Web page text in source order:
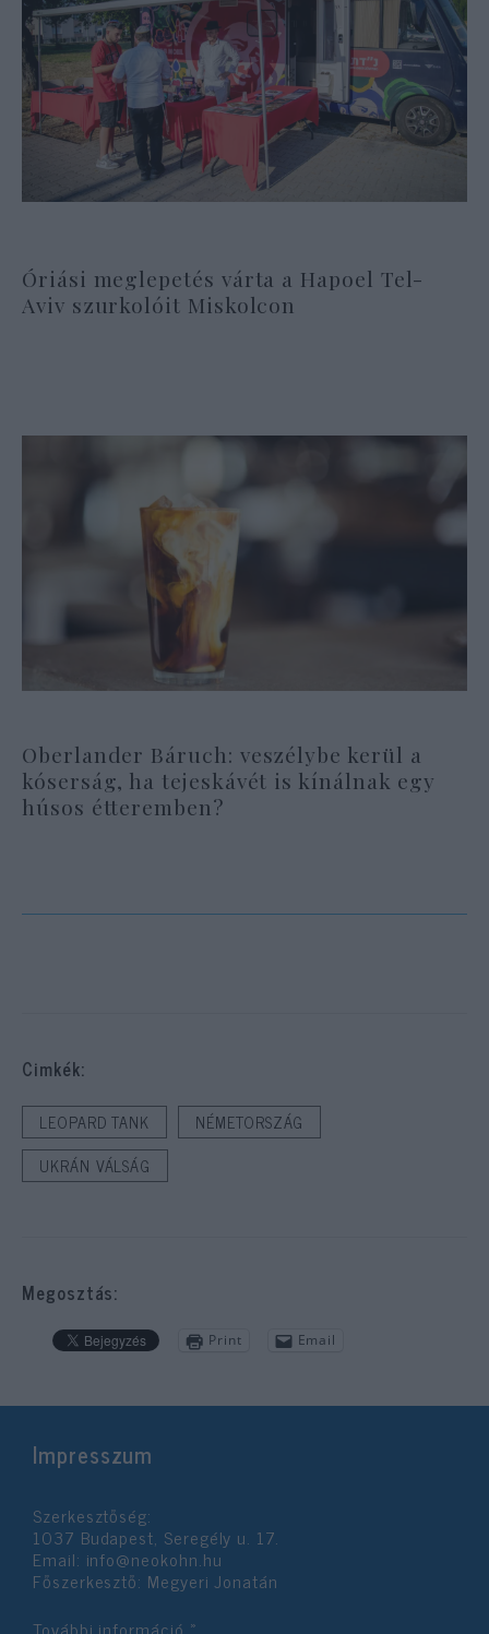
Óriási meglepetés várta a Hapoel Tel-
Aviv szurkolóit Miskolcon
Oberlander Báruch: veszélybe kerül a
kóserság, ha tejeskávét is kínálnak egy
húsos étteremben?
Cimkék:
LEOPARD TANK
NÉMETORSZÁG
UKRÁN VÁLSÁG
Megosztás:
Print Email
Impresszum
Szerkesztőség:
1037 Budapest, Seregély u. 17.
Email: info@neokohn.hu
Főszerkesztő: Megyeri Jonatán
További információ »